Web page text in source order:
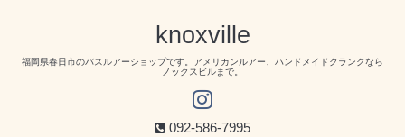
knoxville
福岡県春日市のバスルアーショップです。アメリカンルアー、ハンドメイドクランクなら
ノックスビルまで。
092-586-7995